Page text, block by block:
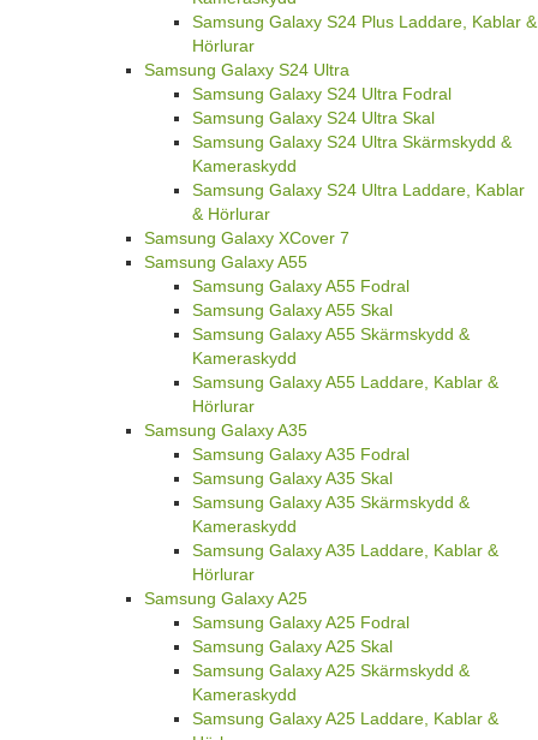
Samsung Galaxy S24 Plus Laddare, Kablar &
Hörlurar
Samsung Galaxy S24 Ultra
Samsung Galaxy S24 Ultra Fodral
Samsung Galaxy S24 Ultra Skal
Samsung Galaxy S24 Ultra Skärmskydd &
Kameraskydd
Samsung Galaxy S24 Ultra Laddare, Kablar
& Hörlurar
Samsung Galaxy XCover 7
Samsung Galaxy A55
Samsung Galaxy A55 Fodral
Samsung Galaxy A55 Skal
Samsung Galaxy A55 Skärmskydd &
Kameraskydd
Samsung Galaxy A55 Laddare, Kablar &
Hörlurar
Samsung Galaxy A35
Samsung Galaxy A35 Fodral
Samsung Galaxy A35 Skal
Samsung Galaxy A35 Skärmskydd &
Kameraskydd
Samsung Galaxy A35 Laddare, Kablar &
Hörlurar
Samsung Galaxy A25
Samsung Galaxy A25 Fodral
Samsung Galaxy A25 Skal
Samsung Galaxy A25 Skärmskydd &
Kameraskydd
Samsung Galaxy A25 Laddare, Kablar &